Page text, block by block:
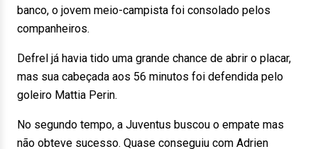
banco, o jovem meio-campista foi consolado pelos
companheiros.
Defrel já havia tido uma grande chance de abrir o placar,
mas sua cabeçada aos 56 minutos foi defendida pelo
goleiro Mattia Perin.
No segundo tempo, a Juventus buscou o empate mas
não obteve sucesso. Quase conseguiu com Adrien